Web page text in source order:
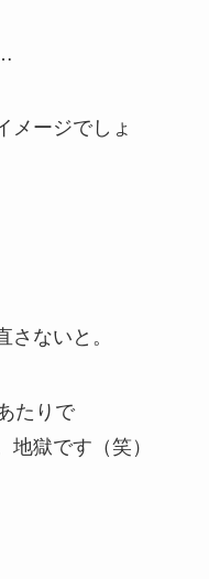
メージでしょ
ないと。
たりで
獄です（笑）